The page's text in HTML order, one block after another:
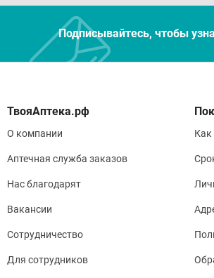
Подписывайтесь, чтобы
О компании
Аптечная служба заказов
Нас благодарят
Вакансии
Сотрудничество
Для сотрудников
Как